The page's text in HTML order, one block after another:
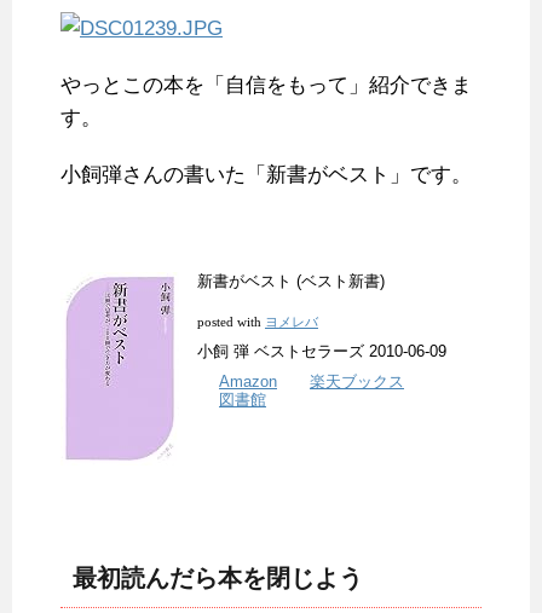
やっとこの本を「自信をもって」紹介できま
す。
小飼弾さんの書いた「新書がベスト」です。
新書がベスト (ベスト新書)
posted with ヨメレバ
小飼 弾 ベストセラーズ 2010-06-09
Amazon
楽天ブックス
図書館
最初読んだら本を閉じよう